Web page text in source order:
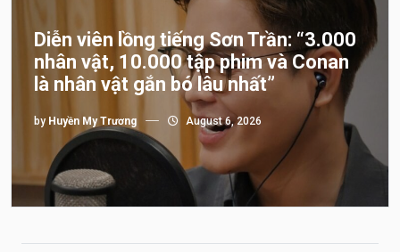
Diễn viên lồng tiếng Sơn Trần: “3.000
nhân vật, 10.000 tập phim và Conan
là nhân vật gắn bó lâu nhất”
by Huyền My Trương August 6, 2026